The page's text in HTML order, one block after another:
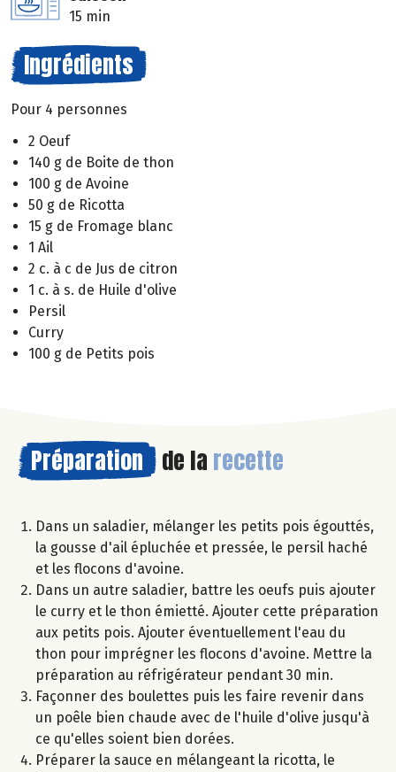
15 min
Ingrédients
Pour 4 personnes
2 Oeuf
140 g de Boite de thon
100 g de Avoine
50 g de Ricotta
15 g de Fromage blanc
1 Ail
2 c. à c de Jus de citron
1 c. à s. de Huile d'olive
Persil
Curry
100 g de Petits pois
Préparation de la recette
Dans un saladier, mélanger les petits pois égouttés,
la gousse d'ail épluchée et pressée, le persil haché
et les flocons d'avoine.
Dans un autre saladier, battre les oeufs puis ajouter
le curry et le thon émietté. Ajouter cette préparation
aux petits pois. Ajouter éventuellement l'eau du
thon pour imprégner les flocons d'avoine. Mettre la
préparation au réfrigérateur pendant 30 min.
Façonner des boulettes puis les faire revenir dans
un poêle bien chaude avec de l'huile d'olive jusqu'à
ce qu'elles soient bien dorées.
Préparer la sauce en mélangeant la ricotta, le